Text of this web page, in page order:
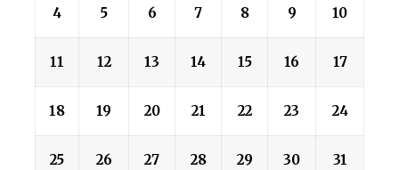
4 5 6 7 8 9 10
11 12 13 14 15 16 17
18 19 20 21 22 23 24
25 26 27 28 29 30 31